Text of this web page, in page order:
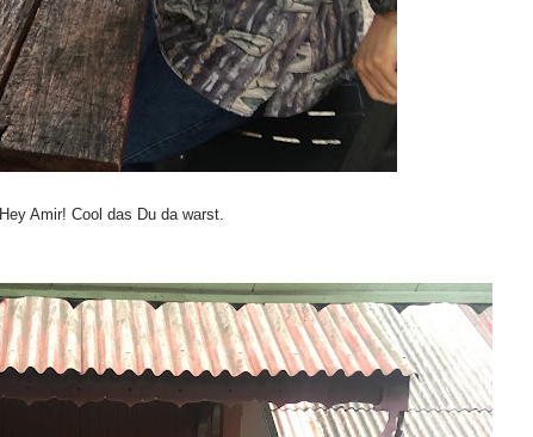
Hey Amir! Cool das Du da warst.